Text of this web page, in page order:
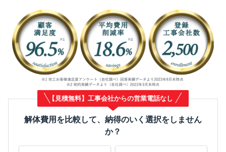
【見積無料】工事会社からの営業電話なし
解体費用を比較して、納得のいく選択をしません
か？